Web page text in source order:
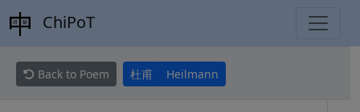
ChiPoT
Back to Poem 杜甫 Heilmann